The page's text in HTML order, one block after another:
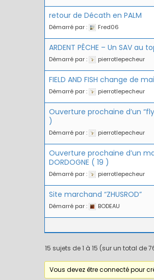
retour de Décath en PALM
Démarré par : Fred06
ARDENT PÊCHE – Un SAV au
Démarré par : pierrotlepecheur
FIELD AND FISH change de
Démarré par : pierrotlepecheur
Ouverture prochaine d’un
)
Démarré par : pierrotlepecheur
Ouverture prochaine d’un
DORDOGNE ( 19 )
Démarré par : pierrotlepecheur
Site marchand “ZHUSROD”
Démarré par : BODEAU
15 sujets de 1 à 15 (sur un total de
Vous devez être connecté pour